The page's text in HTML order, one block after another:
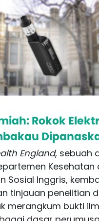
Rokok
England, sebuah
Kesehatan
Sosial Inggris,
tinjauan penelitian
merangkum bukti